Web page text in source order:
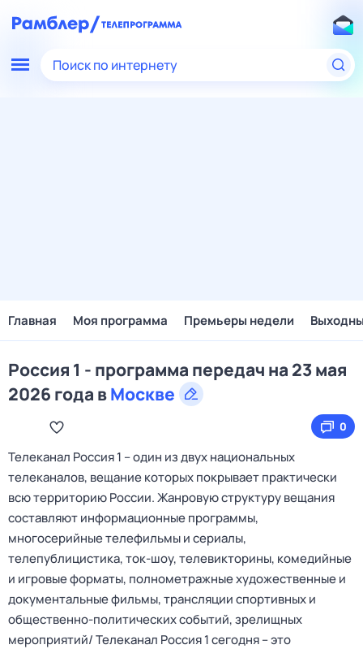
Поиск по интернету
Главная Моя программа Премьеры недели
Россия 1 - программа передач на 23 мая
2026 года вМоскве
0
Телеканал Россия 1 – один из двух национальных
телеканалов, вещание которых покрывает практически
всю территорию России. Жанровую структуру вещания
составляют информационные программы,
многосерийные телефильмы и сериалы,
телепублицистика, ток-шоу, телевикторины, комедийные
и игровые форматы, полнометражные художественные и
документальные фильмы, трансляции спортивных и
общественно-политических событий, зрелищных
мероприятий/ Телеканал Россия 1 сегодня – это